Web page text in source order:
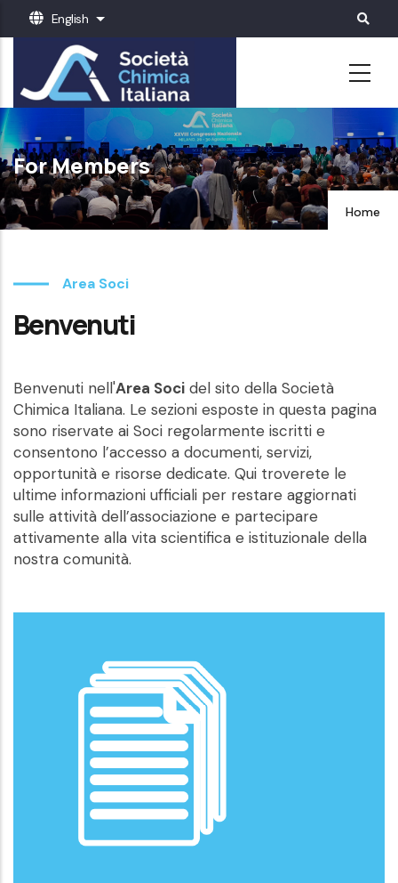
content
English List additional actions
For Members
Home
Area Soci
Benvenuti
Benvenuti nell'Area Soci del sito della Società
Chimica Italiana. Le sezioni esposte in questa pagina
sono riservate ai Soci regolarmente iscritti e
consentono l’accesso a documenti, servizi,
opportunità e risorse dedicate. Qui troverete le
ultime informazioni ufficiali per restare aggiornati
sulle attività dell’associazione e partecipare
attivamente alla vita scientifica e istituzionale della
nostra comunità.